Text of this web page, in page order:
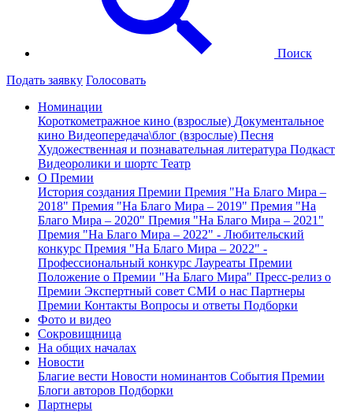
Поиск
Подать заявку Голосовать
Номинации
Короткометражное кино (взрослые) Документальное
кино Видеопередача\блог (взрослые) Песня
Художественная и познавательная литература Подкаст
Видеоролики и шортс Театр
О Премии
История создания Премии Премия "На Благо Мира –
2018" Премия "На Благо Мира – 2019" Премия "На
Благо Мира – 2020" Премия "На Благо Мира – 2021"
Премия "На Благо Мира – 2022" - Любительский
конкурс Премия "На Благо Мира – 2022" -
Профессиональный конкурс Лауреаты Премии
Положение о Премии "На Благо Мира" Пресс-релиз о
Премии Экспертный совет СМИ о нас Партнеры
Премии Контакты Вопросы и ответы Подборки
Фото и видео
Сокровищница
На общих началах
Новости
Благие вести Новости номинантов События Премии
Блоги авторов Подборки
Партнеры